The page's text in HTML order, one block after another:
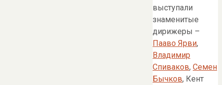
выступали
знаменитые
дирижеры –
Пааво Ярви,
Владимир
Спиваков, Семен
Бычков, Кент